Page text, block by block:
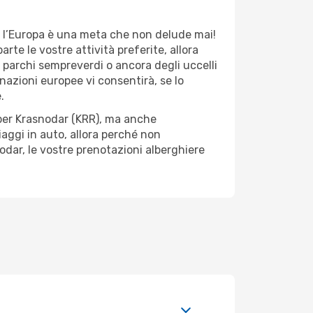
è una meta che non delude mai!
le vostre attività preferite, allora
sempreverdi o ancora degli uccelli
europee vi consentirà, se lo
Krasnodar (KRR), ma anche
in auto, allora perché non
le vostre prenotazioni alberghiere